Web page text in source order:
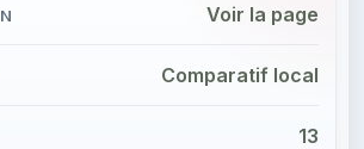
Voir la page
Comparatif local
13